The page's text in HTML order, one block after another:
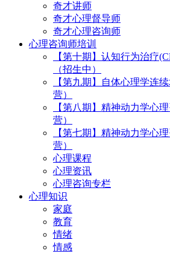
奇才讲师
奇才心理督导师
奇才心理咨询师
心理咨询师培训
【第十期】认知行为治疗
（招生中）
【第九期】自体心理学连
营）
【第八期】精神动力学心
营）
【第七期】精神动力学心
营）
心理课程
心理资讯
心理咨询专栏
心理知识
家庭
教育
情绪
情感